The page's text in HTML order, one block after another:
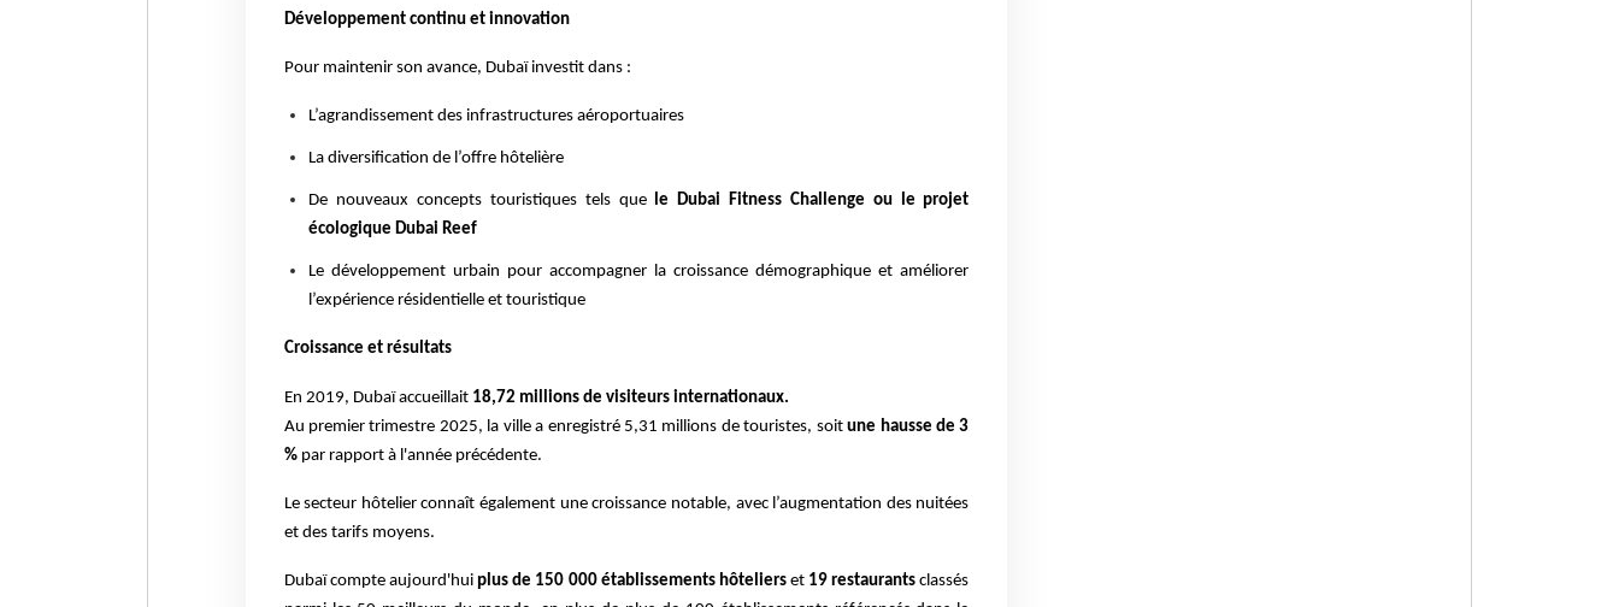
Développement continu et innovation
Pour maintenir son avance, Dubaï investit dans :
L’agrandissement des infrastructures aéroportuaires
La diversification de l’offre hôtelière
De nouveaux concepts touristiques tels que le Dubai Fitness Challenge ou le projet
écologique Dubai Reef
Le développement urbain pour accompagner la croissance démographique et améliorer
l’expérience résidentielle et touristique
Croissance et résultats
En 2019, Dubaï accueillait 18,72 millions de visiteurs internationaux.
Au premier trimestre 2025, la ville a enregistré 5,31 millions de touristes, soitune hausse de 3
%par rapport à l'année précédente.
Le secteur hôtelier connaît également une croissance notable, avec l’augmentation des nuitées
et des tarifs moyens.
Dubaï compte aujourd'huiplus de 150 000 établissements hôtelierset 19 restaurants classés